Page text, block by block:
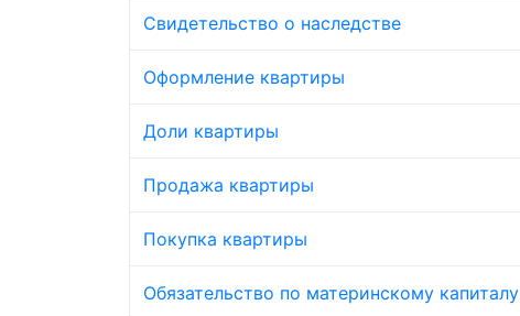
Свидетельство о наследстве
Оформление квартиры
Доли квартиры
Продажа квартиры
Покупка квартиры
Обязательство по материнскому капиталу